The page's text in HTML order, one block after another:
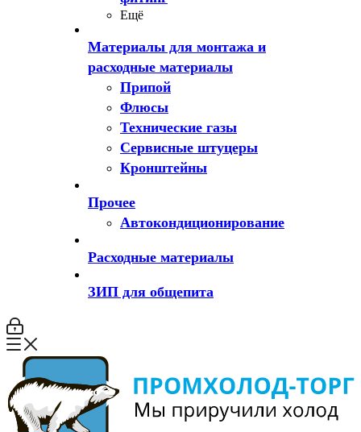
Ещё
Материалы для монтажа и
расходные материалы
Припой
Флюсы
Технические газы
Сервисные штуцеры
Кронштейны
Прочее
Автокондиционирование
Расходные материалы
ЗИП для общепита